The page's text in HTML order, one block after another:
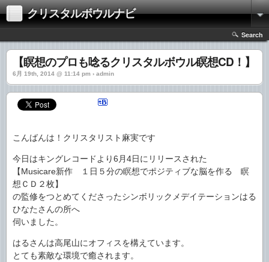
クリスタルボウルナビ
Search
【瞑想のプロも唸るクリスタルボウル瞑想CD！】
6月 19th, 2014 @ 11:14 pm › admin
こんばんは！クリスタリスト麻実です
今日はキングレコードより6月4日にリリースされた
【Musicare新作 １日５分の瞑想でポジティブな脳を作る 瞑
想ＣＤ２枚】
の監修をつとめてくださったシンボリックメデイテーショ ンはる
ひなたさんの所へ
伺いました。
はるさんは高尾山にオフィスを構えています。
とても素敵な環境で癒されます。